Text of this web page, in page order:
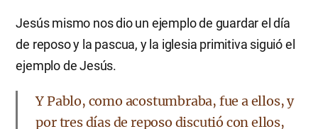
Jesús mismo nos dio un ejemplo de guardar el día
de reposo y la pascua, y la iglesia primitiva siguió el
ejemplo de Jesús.
Y Pablo, como acostumbraba, fue a ellos, y
por tres días de reposo discutió con ellos,